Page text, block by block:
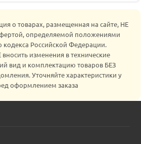
о товарах, размещенная на сайте, НЕ
определяемой положениями
кодекса Российской Федерации.
изменения в технические
вид и комплектацию товаров БЕЗ
Уточняйте характеристики у
оформлением заказа